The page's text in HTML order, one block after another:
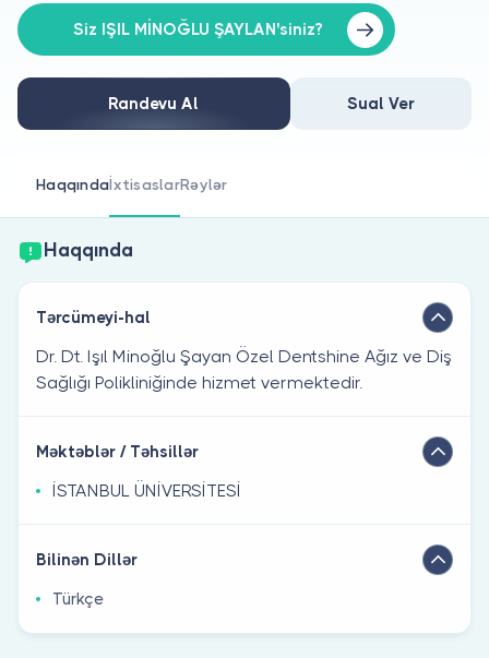
Həkimlər üçün
Siz IŞIL MİNOĞLU ŞAYLAN'siniz?
Randevu Al Sual Ver
HaqqındaİxtisaslarRəylər
Haqqında
Tərcümeyi-hal
Dr. Dt. Işıl Minoğlu Şayan Özel Dentshine Ağız ve Diş
Sağlığı Polikliniğinde hizmet vermektedir.
Məktəblər / Təhsillər
İSTANBUL ÜNİVERSİTESİ
Bilinən Dillər
Türkçe